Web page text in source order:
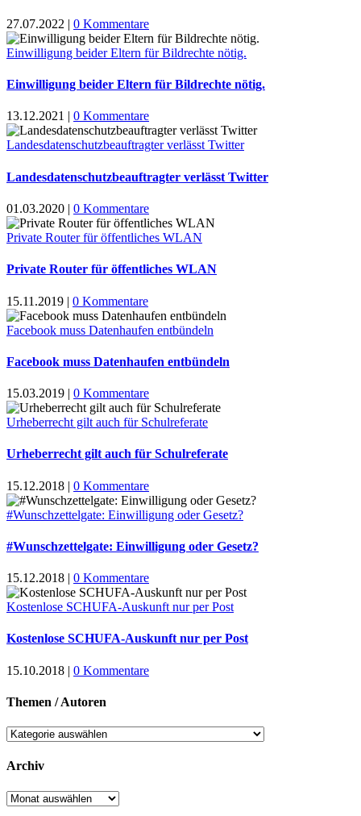
27.07.2022 | 0 Kommentare
Einwilligung beider Eltern für Bildrechte nötig.
Einwilligung beider Eltern für Bildrechte nötig.
13.12.2021 0 Kommentare
Landesdatenschutzbeauftragter verlässt Twitter
Landesdatenschutzbeauftragter verlässt Twitter
01.03.2020 | 0 Kommentare
Private Router für öffentliches WLAN
Private Router für öffentliches WLAN
15.11.2019 | 0 Kommentare
Facebook muss Datenhaufen entbündeln
Facebook muss Datenhaufen entbündeln
15.03.2019 | 0 Kommentare
Urheberrecht gilt auch für Schulreferate
Urheberrecht gilt auch für Schulreferate
15.12.2018 | 0 Kommentare
#Wunschzettelgate: Einwilligung oder Gesetz?
#Wunschzettelgate: Einwilligung oder Gesetz?
15.12.2018 | 0 Kommentare
Kostenlose SCHUFA-Auskunft nur per Post
Kostenlose SCHUFA-Auskunft nur per Post
15.10.2018 | 0 Kommentare
Themen / Autoren
Themen
Autoren
Archiv
Archiv